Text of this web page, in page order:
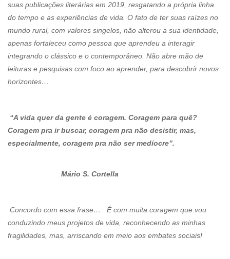
suas publicações literárias em 2019, resgatando a própria linha
do tempo e as experiências de vida. O fato de ter suas raízes no
mundo rural, com valores singelos, não alterou a sua identidade,
apenas fortaleceu como pessoa que aprendeu a interagir
integrando o clássico e o contemporâneo. Não abre mão de
leituras e pesquisas com foco ao aprender, para descobrir novos
horizontes…
“A vida quer da gente é coragem. Coragem para quê?
Coragem pra ir buscar, coragem pra não desistir, mas,
especialmente, coragem pra não ser medíocre”.
Mário S. Cortella
Concordo com essa frase… É com muita coragem que vou
conduzindo meus projetos de vida, reconhecendo as minhas
fragilidades, mas, arriscando em meio aos embates sociais!